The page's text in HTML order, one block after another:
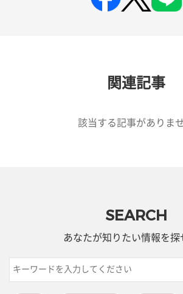
関連記事
該当する記事がありま
SEARCH
あなたが知りたい情報を探